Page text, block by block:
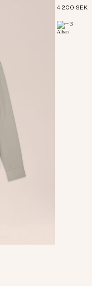
4 200 SEK
+3